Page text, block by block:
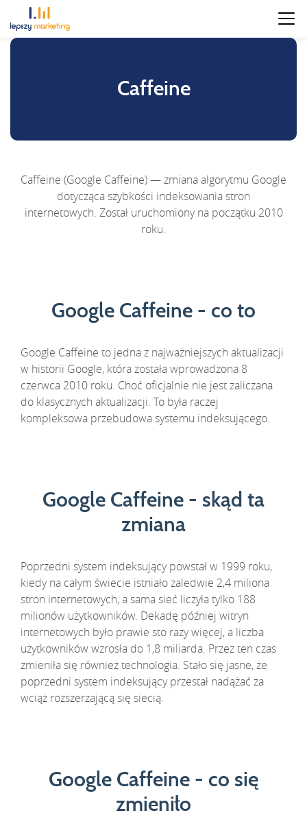
Caffeine
Caffeine (Google Caffeine) — zmiana algorytmu Google
dotycząca szybkości indeksowania stron
internetowych. Został uruchomiony na początku 2010
roku.
Google Caffeine - co to
Google Caffeine to jedna z najważniejszych aktualizacji
w historii Google, która została wprowadzona 8
czerwca 2010 roku. Choć oficjalnie nie jest zaliczana
do klasycznych aktualizacji. To była raczej
kompleksowa przebudowa systemu indeksującego.
Google Caffeine - skąd ta
zmiana
Poprzedni system indeksujący powstał w 1999 roku,
kiedy na całym świecie istniało zaledwie 2,4 miliona
stron internetowych, a sama sieć liczyła tylko 188
milionów użytkowników. Dekadę później witryn
internetowych było prawie sto razy więcej, a liczba
użytkowników wzrosła do 1,8 miliarda. Przez ten czas
zmieniła się również technologia. Stało się jasne, że
poprzedni system indeksujący przestał nadążać za
wciąż rozszerzającą się siecią.
Google Caffeine - co się
zmieniło